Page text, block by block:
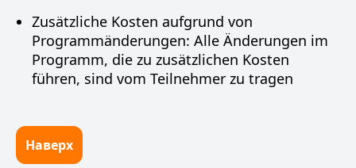
Zusätzliche Kosten aufgrund von
Programmänderungen: Alle Änderungen im
Programm, die zu zusätzlichen Kosten
führen, sind vom Teilnehmer zu tragen
Наверх